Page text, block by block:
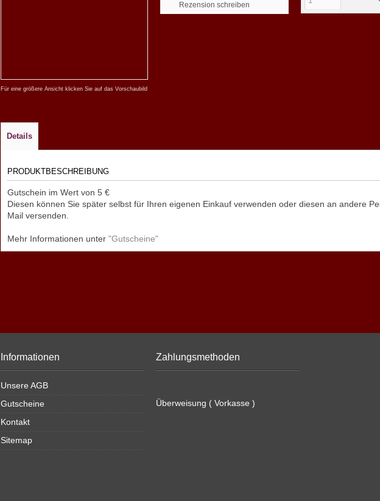
Für eine größere Ansicht klicken Sie auf das Vorschaubild
Rezension schreiben
Details
PRODUKTBESCHREIBUNG
Gutschein im Wert von 5 €
Diesen können Sie später selbst für Ihren eigenen Einkauf verwenden oder diesen an andere
Mail versenden.
Mehr Informationen unter "Gutscheine"
Informationen
Unsere AGB
Gutscheine
Kontakt
Sitemap
Zahlungsmethoden
Überweisung ( Vorkasse )